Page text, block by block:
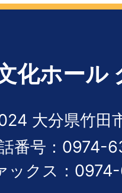
化ホール
大分県竹田
番号：0974-
ックス：